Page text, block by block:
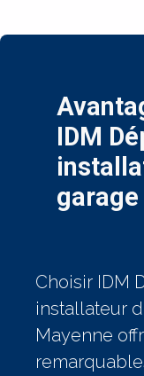
IDM
Choisir IDM
installateur
Mayenne